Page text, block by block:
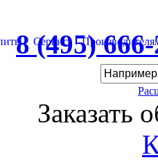
Сервис
8 (495)
Заказать